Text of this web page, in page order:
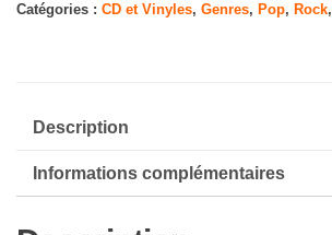
Catégories : CD et Vinyles, Genres, Pop, Rock,
Description
Informations complémentaires